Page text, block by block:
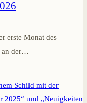
erste Monat des
an der…